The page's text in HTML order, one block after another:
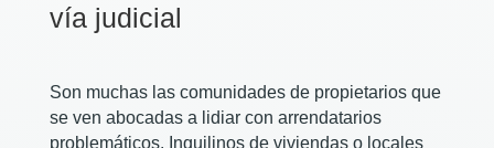
vía judicial
Son muchas las comunidades de propietarios que
se ven abocadas a lidiar con arrendatarios
problemáticos. Inquilinos de viviendas o locales